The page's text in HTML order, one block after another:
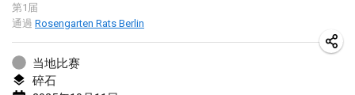
第1 届
通過 Rosengarten Rats Berlin
当地比赛
碎石
Tournoi de St Max
2025年1月19日|法國
Indoor Polish Open 2025 - Doubles